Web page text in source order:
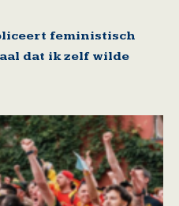
feministisch
dat ik zelf wilde